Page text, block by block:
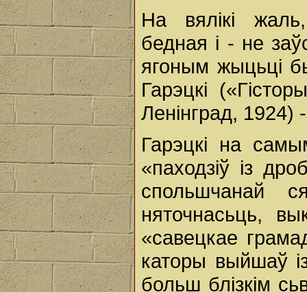
На вялікі
бедная і - не
ягоным жыцьці
Гарэцкі
Ленінград, 1924)
Гарэцкі на
«паходзіў із
спольшчанай
няточнасьць,
«савецкае
каторы выйшаў
больш блізкім